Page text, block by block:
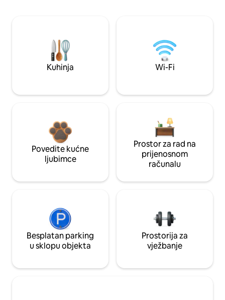
Kuhinja Wi-Fi
Povedite kućne
ljubimce
Prostor za rad na
prijenosnom
računalu
Besplatan parking
u sklopu objekta
Prostorija za
vježbanje